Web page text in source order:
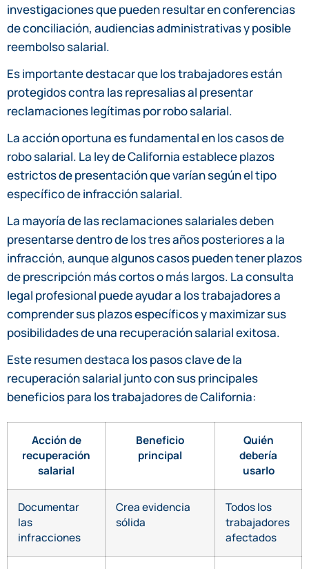
investigaciones que pueden resultar en conferencias
de conciliación, audiencias administrativas y posible
reembolso salarial.
Es importante destacar que los trabajadores están
protegidos contra las represalias al presentar
reclamaciones legítimas por robo salarial.
La acción oportuna es fundamental en los casos de
robo salarial. La ley de California establece plazos
estrictos de presentación que varían según el tipo
específico de infracción salarial.
La mayoría de las reclamaciones salariales deben
presentarse dentro de los tres años posteriores a la
infracción, aunque algunos casos pueden tener plazos
de prescripción más cortos o más largos. La consulta
legal profesional puede ayudar a los trabajadores a
comprender sus plazos específicos y maximizar sus
posibilidades de una recuperación salarial exitosa.
Este resumen destaca los pasos clave de la
recuperación salarial junto con sus principales
beneficios para los trabajadores de California:
Acción de
recuperación
salarial
Beneficio
principal
Quién
debería
usarlo
Documentar
las
infracciones
Crea evidencia
sólida
Todos los
trabajadores
afectados